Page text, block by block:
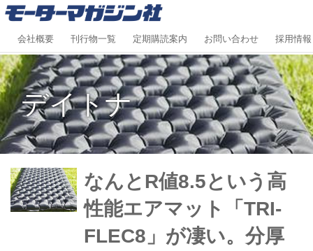
会社概要 刊行物一覧 定期購読案内 お問い合わせ 採用情報
デイトナ
なんとR値8.5という高
性能エアマット「TRI-
FLEC8」が凄い。分厚